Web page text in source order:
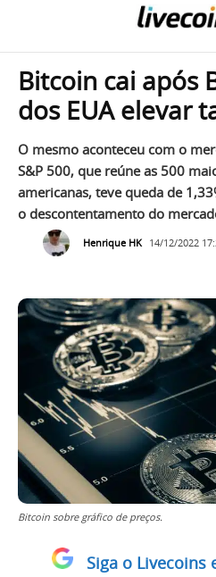
Bitcoin cai após
dos EUA elevar
O mesmo aconteceu com o
S&P 500, que reúne as 500
americanas, teve queda de
o descontentamento do
Henrique HK 14/12/2022
Bitcoin sobre gráfico de preços.
Siga o Livecoins